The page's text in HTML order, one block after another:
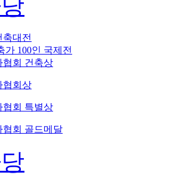
대전
가 100인 국제전
협회 건축상
협회상
협회 특별상
협회 골드메달